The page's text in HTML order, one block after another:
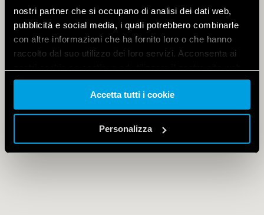
nostri partner che si occupano di analisi dei dati web,
pubblicità e social media, i quali potrebbero combinarle
con altre informazioni che ha fornito loro o che hanno
raccolto dal suo utilizzo dei loro servizi. Acconsenta ai
Vai alla Cookie Policy complet a
Accetta tutti i cookie
Personalizza